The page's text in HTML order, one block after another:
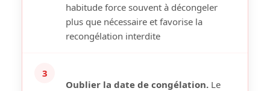
habitude force souvent à décongeler
plus que nécessaire et favorise la
recongélation interdite
3
Oublier la date de congélation. Le